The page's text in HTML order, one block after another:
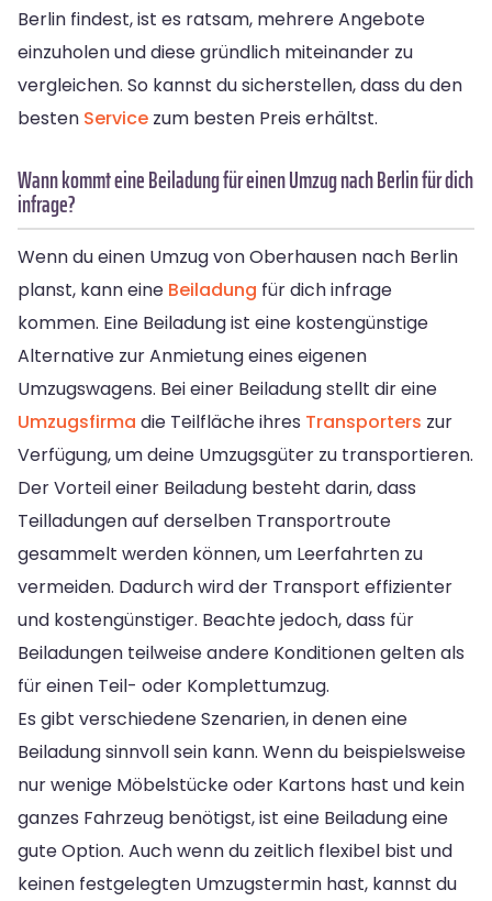
Berlin findest, ist es ratsam, mehrere Angebote
einzuholen und diese gründlich miteinander zu
vergleichen. So kannst du sicherstellen, dass du den
besten Service zum besten Preis erhältst.
Wann kommt eine Beiladung für einen Umzug nach Berlin für dich
infrage?
Wenn du einen Umzug von Oberhausen nach Berlin
planst, kann eine Beiladung für dich infrage
kommen. Eine Beiladung ist eine kostengünstige
Alternative zur Anmietung eines eigenen
Umzugswagens. Bei einer Beiladung stellt dir eine
Umzugsfirma die Teilfläche ihres Transporters zur
Verfügung, um deine Umzugsgüter zu transportieren.
Der Vorteil einer Beiladung besteht darin, dass
Teilladungen auf derselben Transportroute
gesammelt werden können, um Leerfahrten zu
vermeiden. Dadurch wird der Transport effizienter
und kostengünstiger. Beachte jedoch, dass für
Beiladungen teilweise andere Konditionen gelten als
für einen Teil- oder Komplettumzug.
Es gibt verschiedene Szenarien, in denen eine
Beiladung sinnvoll sein kann. Wenn du beispielsweise
nur wenige Möbelstücke oder Kartons hast und kein
ganzes Fahrzeug benötigst, ist eine Beiladung eine
gute Option. Auch wenn du zeitlich flexibel bist und
keinen festgelegten Umzugstermin hast, kannst du